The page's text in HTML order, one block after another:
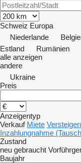
Schweiz Europa
Niederlande
Estland
Rumänien
alle anzeigen
andere
Ukraine
Preis
Anzeigentyp
Verkauf Miete
Inzahlungnahme
Zustand
neu gebraucht
Baujahr